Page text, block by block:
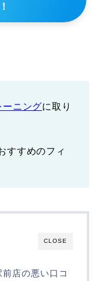
ーニングに取り
すすめのフィ
CLOSE
店の悪い口コ